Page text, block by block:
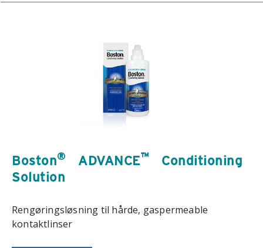
Boston® ADVANCE™
Conditioning
Solution
Rengøringsløsning til hårde, gaspermeable
kontaktlinser